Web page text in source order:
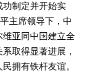
制定并开始实
主席领导下，中
亚同中国建立全
取得显著进展，
拥有铁杆友谊。